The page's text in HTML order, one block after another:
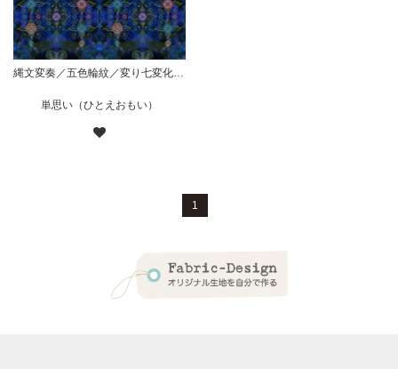
縄文変奏／五色輪紋／変り七変化／華／青
単思い（ひとえおもい）
1